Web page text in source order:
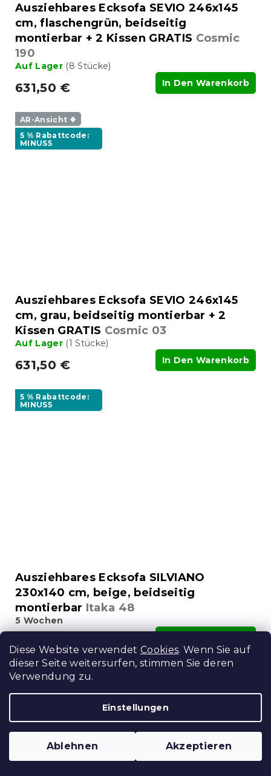
Diese Website verwendet Cookies. Wenn Sie auf
dieser Seite weitersurfen, stimmen Sie deren
Verwendung zu.
Einstellungen
Ablehnen Akzeptieren
Ausziehbares Ecksofa SEVIO 246x145
cm, flaschengrün, beidseitig
montierbar + 2 Kissen GRATIS Cosmic
190
Auf Lager (8 Stücke)
631,50 € In Den Warenkorb
AR-Ansicht ❖
5 % Rabattcode:
MINUS5
Ausziehbares Ecksofa SEVIO 246x145
cm, grau, beidseitig montierbar + 2
Kissen GRATIS Cosmic 03
Auf Lager (1 Stücke)
631,50 € In Den Warenkorb
5 % Rabattcode:
MINUS5
Ausziehbares Ecksofa SILVIANO
230x140 cm, beige, beidseitig
montierbar Itaka 48
5 Wochen
482,40 €
5 % Rabattcode:
MINUS5